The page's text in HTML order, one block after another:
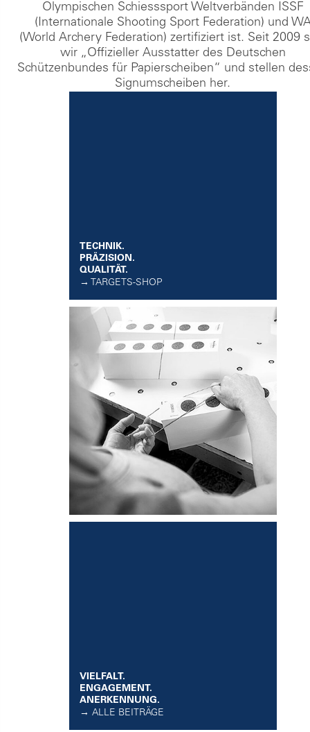
Olympischen Schiesssport Weltverbänden ISSF
(Internationale Shooting Sport Federation) und
(World Archery Federation) zertifiziert ist. Seit 2009
wir „Offizieller Ausstatter des Deutschen
Schützenbundes für Papierscheiben“ und stellen
Signumscheiben her.
TECHNIK.
PRÄZISION.
QUALITÄT.
→ TARGETS-SHOP
VIELFALT.
ENGAGEMENT.
ANERKENNUNG.
→ ALLE BEITRÄGE